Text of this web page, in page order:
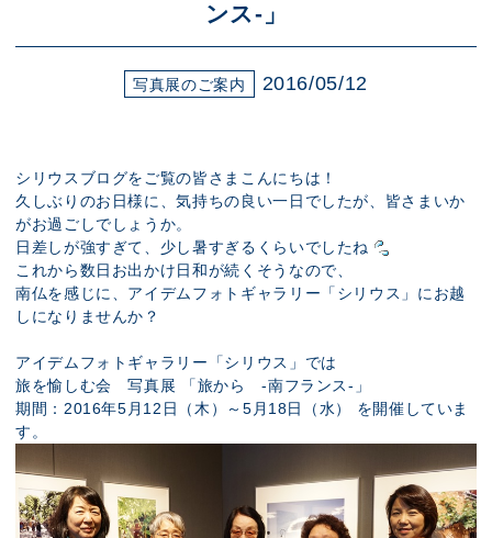
ンス‐」
写真展のご案内 2016/05/12
シリウスブログをご覧の皆さまこんにちは！
久しぶりのお日様に、気持ちの良い一日でしたが、皆さまいか
がお過ごしでしょうか。
日差しが強すぎて、少し暑すぎるくらいでしたね
これから数日お出かけ日和が続くそうなので、
南仏を感じに、アイデムフォトギャラリー「シリウス」にお越
しになりませんか？
アイデムフォトギャラリー「シリウス」では
旅を愉しむ会 写真展 「旅から ‐南フランス‐」
期間：2016年5月12日（木）～5月18日（水） を開催していま
す。
ブログ